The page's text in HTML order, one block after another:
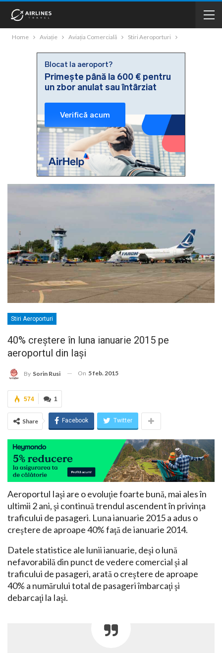
Home Aviație Aviația Comercială Stiri Aeroporturi
Stiri Aeroporturi
40% creştere în luna ianuarie 2015 pe
aeroportul din Iaşi
By Sorin Rusi On 5 feb. 2015
1
574
Share Facebook Twitter
Aeroportul Iaşi are o evoluţie foarte bună, mai ales în
ultimii 2 ani, şi continuă trendul ascendent în privinţa
traficului de pasageri. Luna ianuarie 2015 a adus o
creştere de aproape 40% faţă de ianuarie 2014.
Datele statistice ale lunii ianuarie, deşi o lună
nefavorabilă din punct de vedere comercial şi al
traficului de pasageri, arată o creştere de aproape
40% a numărului total de pasageri îmbarcaţi şi
debarcaţi la Iaşi.